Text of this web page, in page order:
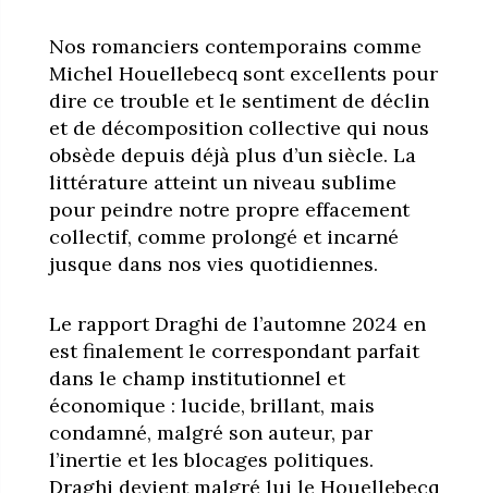
Nos romanciers contemporains comme
Michel Houellebecq sont excellents pour
dire ce trouble et le sentiment de déclin
et de décomposition collective qui nous
obsède depuis déjà plus d’un siècle. La
littérature atteint un niveau sublime
pour peindre notre propre effacement
collectif, comme prolongé et incarné
jusque dans nos vies quotidiennes.
Le rapport Draghi de l’automne 2024 en
est finalement le correspondant parfait
dans le champ institutionnel et
économique : lucide, brillant, mais
condamné, malgré son auteur, par
l’inertie et les blocages politiques.
Draghi devient malgré lui le Houellebecq